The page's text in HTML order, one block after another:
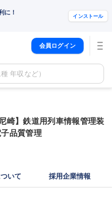
に！ インストール
会員ログイン
年収など）
崎】鉄道用列車情報管理装
品質管理
いて 採用企業情報